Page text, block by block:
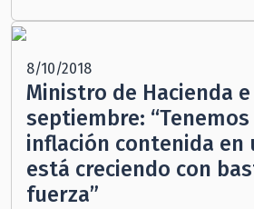
8/10/2018
Ministro de Hacienda e
septiembre:
inflación contenida en
está creciendo con
fuerza”